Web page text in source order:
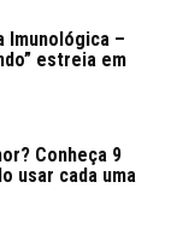
Imunológica –
estreia em
Conheça 9
usar cada uma